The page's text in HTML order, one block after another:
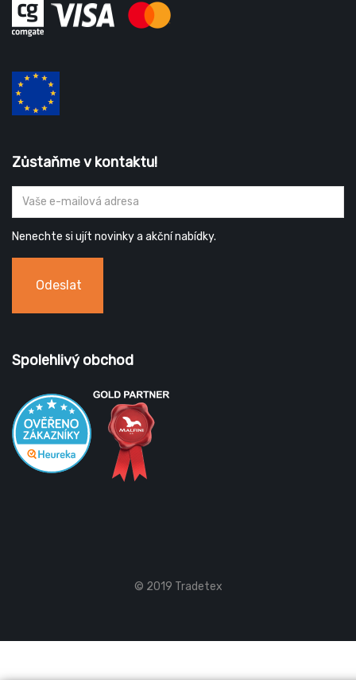
Zůstaňme v kontaktu!
Nenechte si ujít novinky a akční nabídky.
Odeslat
Spolehlivý obchod
© 2019 Tradetex